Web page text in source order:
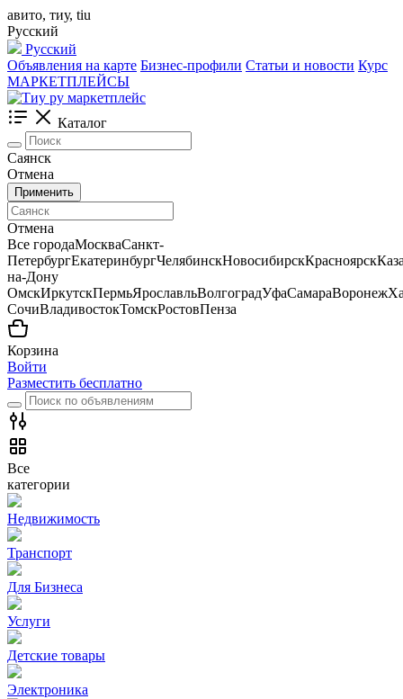
авито, тиу, tiu
Русский
Русский
Объявления на карте Бизнес-профили Статьи и новости Курс
МАРКЕТПЛЕЙСЫ
Каталог
Саянск
Отмена
Применить
Отмена
Все городаМоскваСанкт-
ПетербургЕкатеринбургЧелябинскНовосибирскКрасноярск
на-Дону
ОмскИркутскПермьЯрославльВолгоградУфаСамараВоронеж
СочиВладивостокТомскРостовПенза
Корзина
Войти
Разместить бесплатно
Все
категории
Недвижимость
Транспорт
Для Бизнеса
Услуги
Детские товары
Электроника